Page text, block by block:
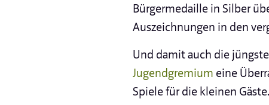
Bürgermedaille in Silber
Auszeichnungen in den
Und damit auch die
Jugendgremium eine
Spiele für die kleinen